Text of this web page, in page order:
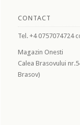
CONTACT
Tel. +4 0757074724
Magazin Onesti
Calea Brasovului
Brasov)